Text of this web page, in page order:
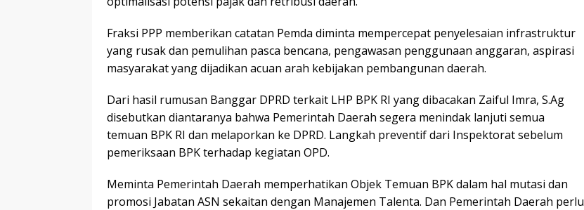
Fraksi PPP memberikan catatan Pemda diminta mempercepat penyelesaian infrastruktur
yang rusak dan pemulihan pasca bencana, pengawasan penggunaan anggaran, aspirasi
masyarakat yang dijadikan acuan arah kebijakan pembangunan daerah.
Dari hasil rumusan Banggar DPRD terkait LHP BPK RI yang dibacakan Zaiful Imra, S.Ag
disebutkan diantaranya bahwa Pemerintah Daerah segera menindak lanjuti semua
temuan BPK RI dan melaporkan ke DPRD. Langkah preventif dari Inspektorat sebelum
pemeriksaan BPK terhadap kegiatan OPD.
Meminta Pemerintah Daerah memperhatikan Objek Temuan BPK dalam hal mutasi dan
promosi Jabatan ASN sekaitan dengan Manajemen Talenta. Dan Pemerintah Daerah perlu